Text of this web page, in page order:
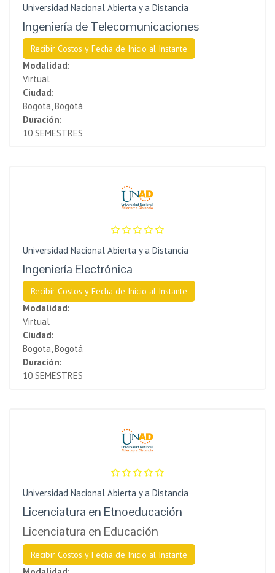
Universidad Nacional Abierta y a Distancia
Ingeniería de Telecomunicaciones
Recibir Costos y Fecha de Inicio al Instante
Modalidad:
Virtual
Ciudad:
Bogota, Bogotá
Duración:
10 SEMESTRES
Universidad Nacional Abierta y a Distancia
Ingeniería Electrónica
Recibir Costos y Fecha de Inicio al Instante
Modalidad:
Virtual
Ciudad:
Bogota, Bogotá
Duración:
10 SEMESTRES
Universidad Nacional Abierta y a Distancia
Licenciatura en Etnoeducación
Licenciatura en Educación
Recibir Costos y Fecha de Inicio al Instante